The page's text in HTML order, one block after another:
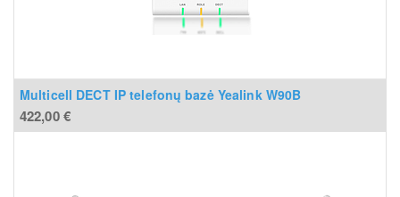
Multicell DECT IP telefonų bazė Yealink W90B
422,00€